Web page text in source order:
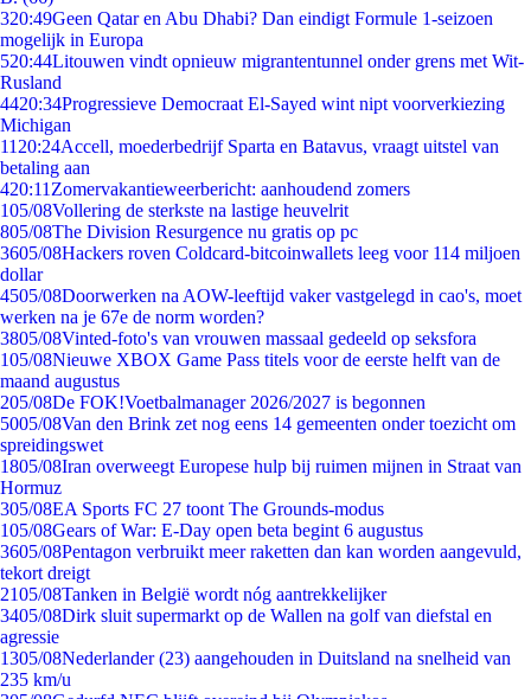
320:49Geen Qatar en Abu Dhabi? Dan eindigt Formule 1-seizoen
mogelijk in Europa
520:44Litouwen vindt opnieuw migrantentunnel onder grens met Wit-
Rusland
4420:34Progressieve Democraat El-Sayed wint nipt voorverkiezing
Michigan
11 20:24Accell, moederbedrijf Sparta en Batavus, vraagt uitstel van
betaling aan
420:11 Zomervakantieweerbericht: aanhoudend zomers
105/08Vollering de sterkste na lastige heuvelrit
805/08The Division Resurgence nu gratis op pc
3605/08Hackers roven Coldcard-bitcoinwallets leeg voor 114 miljoen
dollar
4505/08Doorwerken na AOW-leeftijd vaker vastgelegd in cao's, moet
werken na je 67e de norm worden?
3805/08Vinted-foto's van vrouwen massaal gedeeld op seksfora
105/08Nieuwe XBOX Game Pass titels voor de eerste helft van de
maand augustus
205/08De FOK!Voetbalmanager 2026/2027 is begonnen
5005/08Van den Brink zet nog eens 14 gemeenten onder toezicht om
spreidingswet
1805/08Iran overweegt Europese hulp bij ruimen mijnen in Straat van
Hormuz
305/08EA Sports FC 27 toont The Grounds-modus
105/08Gears of War: E-Day open beta begint 6 augustus
3605/08Pentagon verbruikt meer raketten dan kan worden aangevuld,
tekort dreigt
2105/08Tanken in België wordt nóg aantrekkelijker
3405/08Dirk sluit supermarkt op de Wallen na golf van diefstal en
agressie
1305/08Nederlander (23) aangehouden in Duitsland na snelheid van
235 km/u